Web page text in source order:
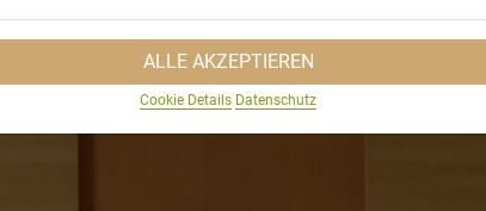
ALLE AKZEPTIEREN
Cookie Details Datenschutz